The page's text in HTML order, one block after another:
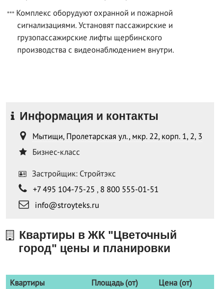
Комплекс оборудуют охранной и пожарной
сигнализациями. Установят пассажирские и
грузопассажирские лифты щербинского
производства с видеонаблюдением внутри.
Информация и контакты
Мытищи, Пролетарская ул., мкр. 22, корп. 1, 2, 3
Бизнес-класс
Застройщик: Стройтэкс
+7 495 104-75-25 , 8 800 555-01-51
info@stroyteks.ru
Квартиры в ЖК "Цветочный
город" цены и планировки
Квартиры Площадь (от) Цена (от)